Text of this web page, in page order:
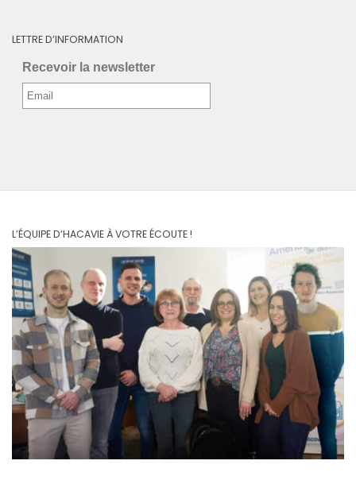
LETTRE D’INFORMATION
Recevoir la newsletter
L’ÉQUIPE D’HACAVIE À VOTRE ÉCOUTE !